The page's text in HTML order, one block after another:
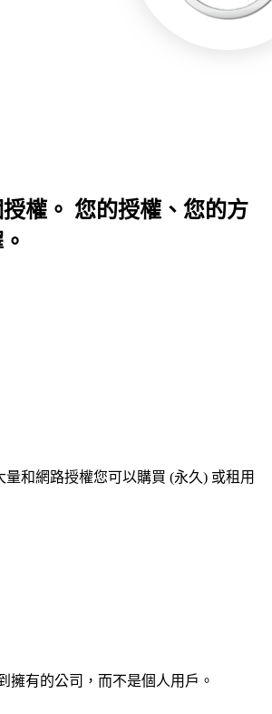
權。 您的授權、您的方
量和網路授權您可以購買 (永久) 或租用
擁有的公司，而不是個人用戶。